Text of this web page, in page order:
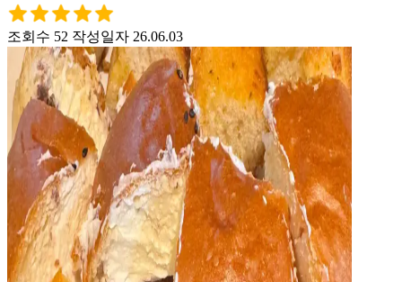
조회수 52 작성일자 26.06.03